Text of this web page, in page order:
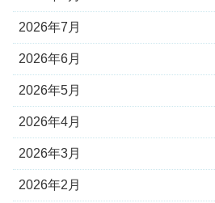
2026年7月
2026年6月
2026年5月
2026年4月
2026年3月
2026年2月